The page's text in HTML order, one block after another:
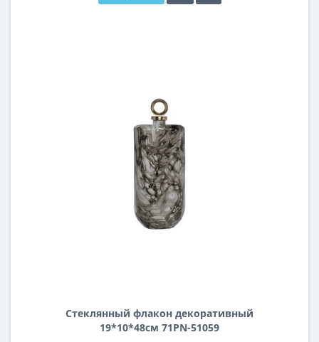
Стеклянный флакон декоративный
19*10*48см 71PN-51059